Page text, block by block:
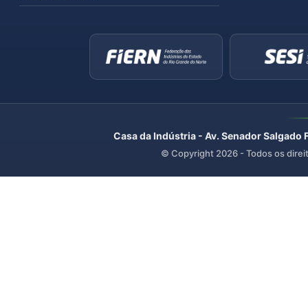
Casa da Indústria - Av. Senador
© Copyright 2026 - Todos os